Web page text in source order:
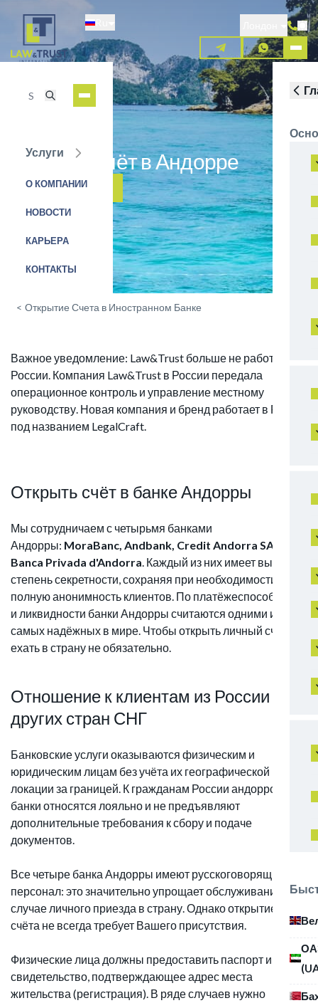
основному
содержанию
Услуги
О КОМПАНИИ
НОВОСТИ
КАРЬЕРА
КОНТАКТЫ
Открыть счёт в Андорре
ЗАЯВКА НА УСЛУГУ
< Открытие Счета в Иностранном Банке
Важное уведомление: Law&Trust больше не работает в
России. Компания Law&Trust в России передала
операционное контроль и управление местному
руководству. Новая компания и бренд работает в РФ
под названием LegalCraft.
Открыть счёт в банке Андорры
Мы сотрудничаем с четырьмя банками
Андорры: MoraBanc, Andbank, Credit Andorra SA и
Banca Privada d'Andorra. Каждый из них имеет высокую
степень секретности, сохраняя при необходимости
полную анонимность клиентов. По платёжеспособности
и ликвидности банки Андорры считаются одними из
самых надёжных в мире. Чтобы открыть личный счёт,
ехать в страну не обязательно.
Отношение к клиентам из России и
других стран СНГ
Банковские услуги оказываются физическим и
юридическим лицам без учёта их географической
локации за границей. К гражданам России андоррские
банки относятся лояльно и не предъявляют
дополнительные требования к сбору и подаче
документов.
Все четыре банка Андорры имеют русскоговорящий
персонал: это значительно упрощает обслуживание в
случае личного приезда в страну. Однако открытие
счёта не всегда требует Вашего присутствия.
Физические лица должны предоставить паспорт и
свидетельство, подтверждающее адрес места
жительства (регистрация). В ряде случаев нужно